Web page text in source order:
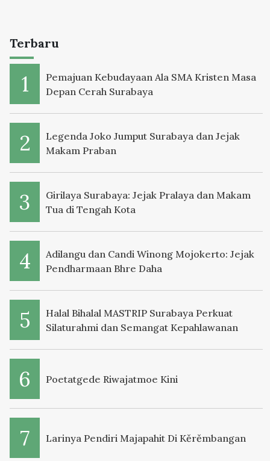
Terbaru
Pemajuan Kebudayaan Ala SMA Kristen Masa
Depan Cerah Surabaya
Legenda Joko Jumput Surabaya dan Jejak
Makam Praban
Girilaya Surabaya: Jejak Pralaya dan Makam
Tua di Tengah Kota
Adilangu dan Candi Winong Mojokerto: Jejak
Pendharmaan Bhre Daha
Halal Bihalal MASTRIP Surabaya Perkuat
Silaturahmi dan Semangat Kepahlawanan
Poetatgede Riwajatmoe Kini
Larinya Pendiri Majapahit Di Kěrěmbangan